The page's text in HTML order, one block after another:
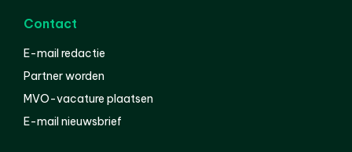
Contact
E-mail redactie
Partner worden
MVO-vacature plaatsen
E-mail nieuwsbrief